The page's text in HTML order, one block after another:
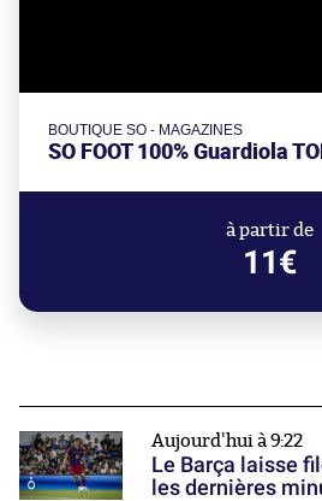
BOUTIQUE SO - MAGAZINES
SO FOOT 100% Guardiola
à partir de
11€
Aujourd'hui à 9:22
Le Barça laisse
les dernières